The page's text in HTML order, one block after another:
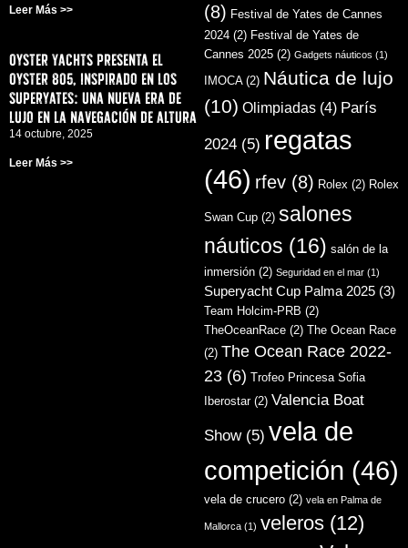
Leer Más >>
Oyster Yachts presenta el
Oyster 805, inspirado en los
superyates: una nueva era de
lujo en la navegación de altura
14 octubre, 2025
Leer Más >>
(8) Festival de Yates de Cannes
2024 (2) Festival de Yates de
Cannes 2025 (2) Gadgets náuticos (1)
IMOCA(2) Náutica de lujo
(10) Olimpiadas (4) París
2024 (5) regatas
(46) rfev (8) Rolex (2) Rolex
Swan Cup (2) salones
náuticos (16) salón de la
inmersión (2) Seguridad en el mar (1)
Superyacht Cup Palma 2025 (3)
Team Holcim-PRB (2)
TheOceanRace (2) The Ocean Race
(2) The Ocean Race 2022-
23 (6) Trofeo Princesa Sofia
Iberostar(2) Valencia Boat
Show(5) vela de
competición (46)
vela de crucero (2) vela en Palma de
Mallorca (1) veleros (12)